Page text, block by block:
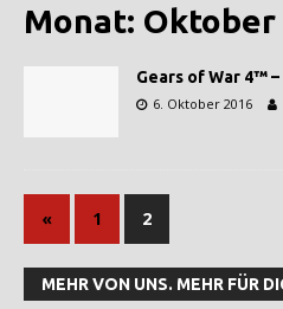
Monat: Oktober
Gears of War 4™
6. Oktober 2016
« 1 2
MEHR VON UNS. MEHR FÜR